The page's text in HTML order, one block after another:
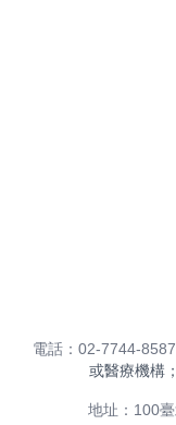
電話：02-7744-8587
或醫療機構
地址：100